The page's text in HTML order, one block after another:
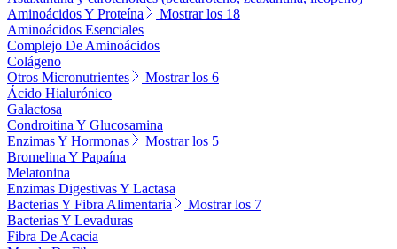
Aminoácidos Y Proteína
Mostrar los 18
Aminoácidos Esenciales
Complejo De Aminoácidos
Colágeno
Otros Micronutrientes
Mostrar los 6
Ácido Hialurónico
Galactosa
Condroitina Y Glucosamina
Enzimas Y Hormonas
Mostrar los 5
Bromelina Y Papaína
Melatonina
Enzimas Digestivas Y Lactasa
Bacterias Y Fibra Alimentaria
Mostrar los 7
Bacterias Y Levaduras
Fibra De Acacia